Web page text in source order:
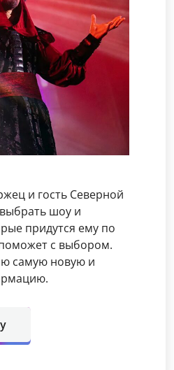
и гость Северной
шоу и
придутся ему по
с выбором.
самую новую и